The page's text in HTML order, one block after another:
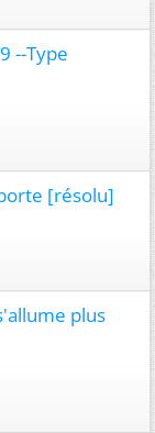
--Type
[résolu]
plus